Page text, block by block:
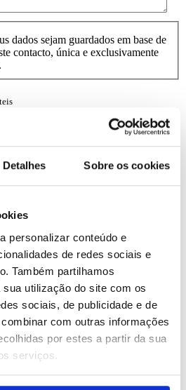
Detalhes Sobre os cookies
personalizar conteúdo e
de redes sociais e
Também partilhamos
utilização do site com os
sociais, de publicidade e de
com outras informações
por estes a partir da sua
serviços.
dados sejam guardados em base de
contacto, única e exclusivamente